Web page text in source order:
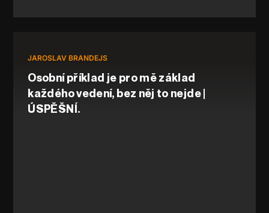
JAROSLAV BRANDEJS
Osobní příklad je pro mě základ
každého vedení, bez něj to nejde |
ÚSPĚŠNÍ.